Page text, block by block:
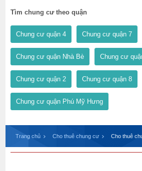
Tìm chung cư theo quận
Chung cư quận 4 Chung cư quận 7
Chung cư quận Nhà Bè Chung cư
Chung cư quận 2 Chung cư quận 8
Chung cư quận Phú Mỹ Hưng
Trang chủ Cho thuê chung cư Cho thuê